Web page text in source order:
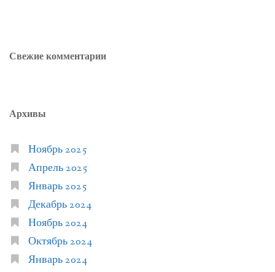
Свежие комментарии
Архивы
Ноябрь 2025
Апрель 2025
Январь 2025
Декабрь 2024
Ноябрь 2024
Октябрь 2024
Январь 2024